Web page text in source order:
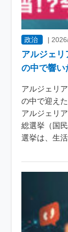
政治 |
アルジェ
の中で響い
アルジェリ
の中で迎え
アルジェリ
総選挙（国
選挙は、生